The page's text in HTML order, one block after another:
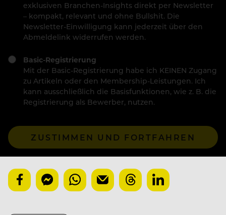
exklusiven Branchen-Insights direkt per Newsletter
– kompakt, relevant und ohne Bullshit. Die
Newsletter-Einwilligung kann jederzeit über den
Abmeldelink widerrufen werden.
Basic-Registrierung
Mit der Basic-Registrierung habe ich KEINEN Zugang
zu Artikeln oder den Membership-Leistungen. Ich
kann ausschließlich die Basisfunktionen, wie z. B. die
Registrierung als Bewerber, nutzen.
ZUSTIMMEN UND FORTFAHREN